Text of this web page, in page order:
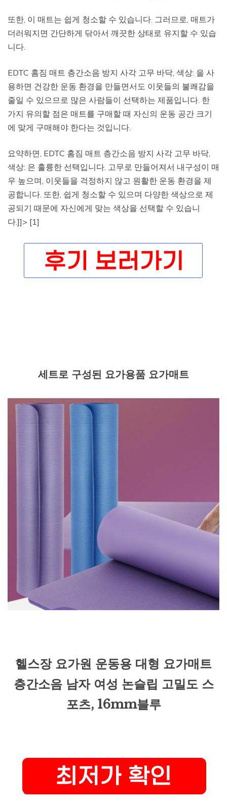
또한, 이 매트는 쉽게 청소할 수 있습니다. 그러므로, 매트가
더러워지면 간단하게 닦아서 깨끗한 상태로 유지할 수 있습
니다.
EDTC 홈짐 매트 층간소음 방지 사각 고무 바닥, 색상: 을 사
용하면 건강한 운동 환경을 만들면서도 이웃들의 불쾌감을
줄일 수 있으므로 많은 사람들이 선택하는 제품입니다. 한
가지 유의할 점은 매트를 구매할 때 자신의 운동 공간 크기
에 맞게 구매해야 한다는 것입니다.
요약하면, EDTC 홈짐 매트 층간소음 방지 사각 고무 바닥,
색상: 은 훌륭한 선택입니다. 고무로 만들어져서 내구성이 매
우 높으며, 이웃들을 걱정하지 않고 원활한 운동 환경을 제
공합니다. 또한, 쉽게 청소할 수 있으며 다양한 색상으로 제
공되기 때문에 자신에게 맞는 색상을 선택할 수 있습니
다.]]> [1]
세트로 구성된 요가용품 요가매트
헬스장 요가원 운동용 대형 요가매트
층간소음 남자 여성 논슬립 고밀도 스
포츠, 16mm블루